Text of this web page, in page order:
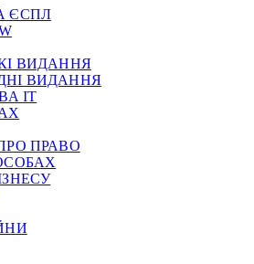
ЄСПЛ
ВИДАННЯ
ВИДАННЯ
ІТ
ПРАВО